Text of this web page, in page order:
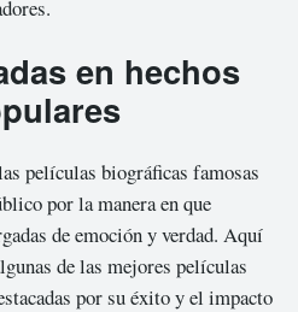
en hechos
películas biográficas famosas
por la manera en que
de emoción y verdad. Aquí
de las mejores películas
por su éxito y el impacto